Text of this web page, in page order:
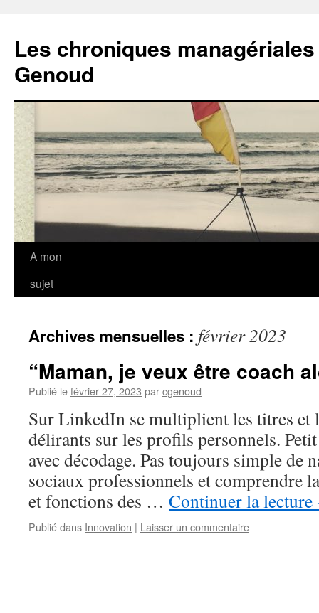
Les chroniques
Genoud
Aller
A mon
sujet
Archives mensuelles : février 2023
“Maman, je veux être coach
Publié lefévrier 27, 2023 parcgenoud
Sur LinkedIn se multiplient les titres et
délirants sur les profils personnels.
avec décodage. Pas toujours simple de
sociaux professionnels et comprendre
et fonctions des … Continuer la lecture
Publié dans Innovation | Laisser un commentaire